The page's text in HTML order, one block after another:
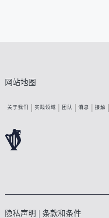
网站地图
关于我们 实践领域 团队 消息 接触
隐私声明 条款和条件